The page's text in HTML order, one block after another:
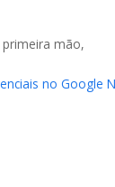
mão,
no Google